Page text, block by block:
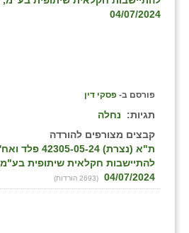
04/07/2024
פורסם ב- פסקי דין
תגיות:
נחלה
קבצים מצורפים להורדה
ת"א (נצרת)
להתיישבות חקלאית שיתופית
04/07/2024
(2693 הורדות)